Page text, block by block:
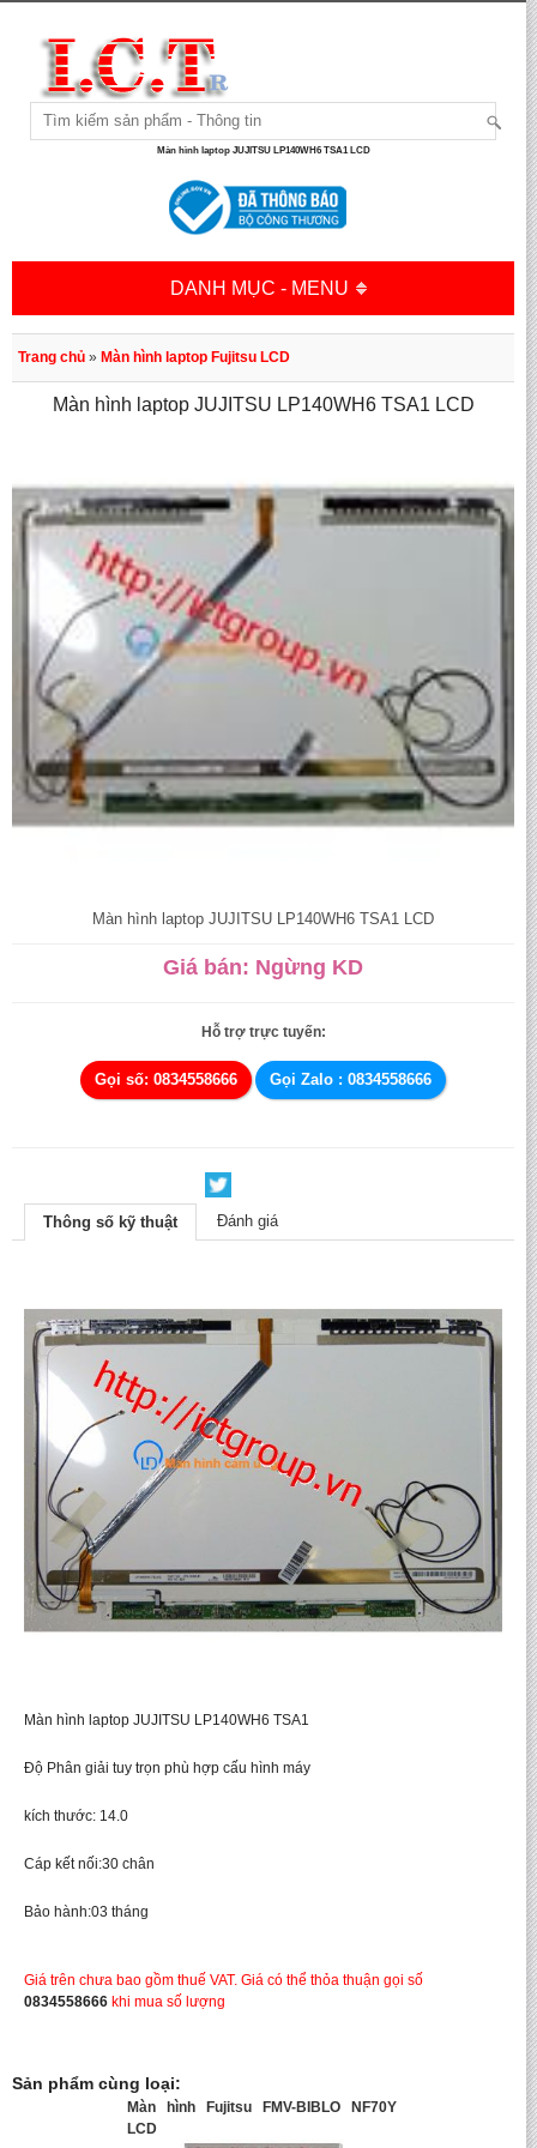
Màn hình laptop JUJITSU LP140WH6 TSA1 LCD
DANH MỤC - MENU
Trang chủ » Màn hình laptop Fujitsu LCD
Màn hình laptop JUJITSU LP140WH6 TSA1 LCD
Màn hình laptop JUJITSU LP140WH6 TSA1 LCD
Giá bán: Ngừng KD
Hỗ trợ trực tuyến:
Gọi số: 0834558666 Gọi Zalo : 0834558666
Thông số kỹ thuật Đánh giá
Màn hình laptop JUJITSU LP140WH6 TSA1
Độ Phân giải tuy trọn phù hợp cấu hình máy
kích thước: 14.0
Cáp kết nối:30 chân
Bảo hành:03 tháng
Giá trên chưa bao gồm thuế VAT. Giá có thể thỏa thuận gọi số
0834558666 khi mua số lượng
Sản phẩm cùng loại:
Màn hình Fujitsu FMV-BIBLO NF70Y
LCD